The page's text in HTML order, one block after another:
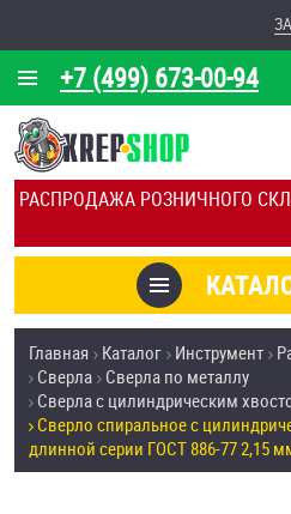
РАСПРОДАЖА РОЗНИЧНОГО
+7 (499) 673-00-94
О КОМПАНИИ
КАЛЬКУЛЯТОР
ОТЗЫВЫ
УСЛУГИ
СКИДКИ
ОПТ
Товары со скидкой
Анкеры
Антивандальный
Главная Каталог Инструмент
Сверла Сверла по металлу
Сверла с цилиндрическим
Сверло спиральное с
длинной серии ГОСТ 886-77 2,15